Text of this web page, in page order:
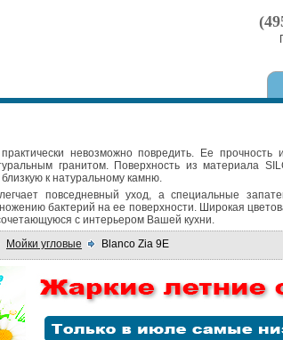
невозможно повредить. Ее прочность
гранитом. Поверхность из материала
к натуральному камню.
повседневный уход, а специальные
бактерий на ее поверхности. Широкая
с интерьером Вашей кухни.
Мойки угловые Blanco Zia 9E